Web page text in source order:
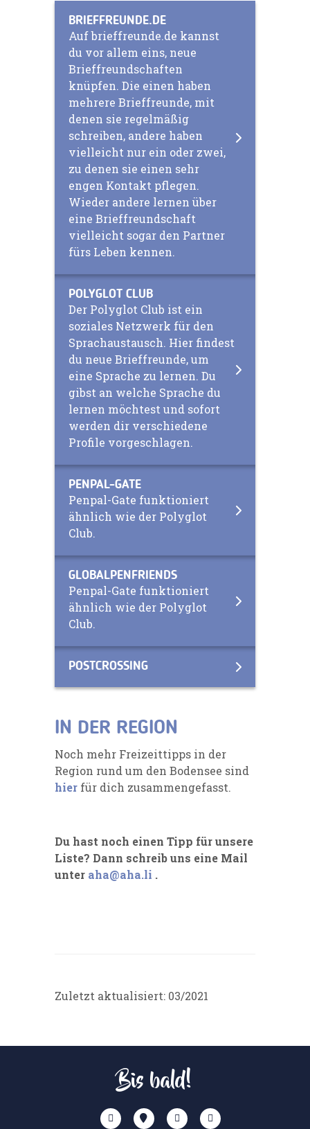
BRIEFFREUNDE.DE
Auf brieffreunde.de kannst
du vor allem eins, neue
Brieffreundschaften
knüpfen. Die einen haben
mehrere Brieffreunde, mit
denen sie regelmäßig
schreiben, andere haben
vielleicht nur ein oder zwei,
zu denen sie einen sehr
engen Kontakt pflegen.
Wieder andere lernen über
eine Brieffreundschaft
vielleicht sogar den Partner
fürs Leben kennen.
POLYGLOT CLUB
Der Polyglot Club ist ein
soziales Netzwerk für den
Sprachaustausch. Hier findest
du neue Brieffreunde, um
eine Sprache zu lernen. Du
gibst an welche Sprache du
lernen möchtest und sofort
werden dir verschiedene
Profile vorgeschlagen.
PENPAL-GATE
Penpal-Gate funktioniert
ähnlich wie der Polyglot
Club.
GLOBALPENFRIENDS
Penpal-Gate funktioniert
ähnlich wie der Polyglot
Club.
POSTCROSSING
IN DER REGION
Noch mehr Freizeittipps in der
Region rund um den Bodensee sind
hier für dich zusammengefasst.
Du hast noch einen Tipp für unsere
Liste? Dann schreib uns eine Mail
unter aha@aha.li .
Zuletzt aktualisiert: 03/2021
Bis bald!